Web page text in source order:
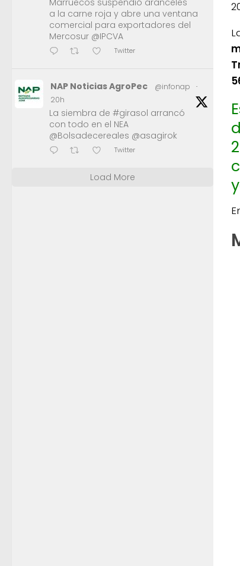
Marruecos suspendió aranceles
a la carne roja y abre una ventana
comercial para exportadores del
Mercosur @IPCVA
Twitter
NAP Noticias AgroPec @infonap
·
20h
La siembra de #girasol arrancó
con todo en el NEA
@Bolsadecereales @asagirok
Twitter
Load More